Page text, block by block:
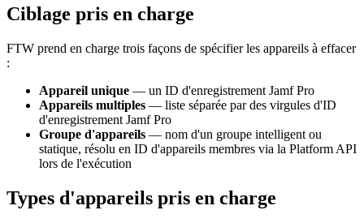
Ciblage pris en charge
FTW prend en charge trois façons de spécifier les appareils à effacer
:
Appareil unique — un ID d'enregistrement Jamf Pro
Appareils multiples — liste séparée par des virgules d'ID
d'enregistrement Jamf Pro
Groupe d'appareils — nom d'un groupe intelligent ou
statique, résolu en ID d'appareils membres via la Platform API
lors de l'exécution
Types d'appareils pris en charge